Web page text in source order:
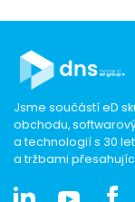
Jsme součástí eD
obchodu,
a technologií s 30
a tržbami